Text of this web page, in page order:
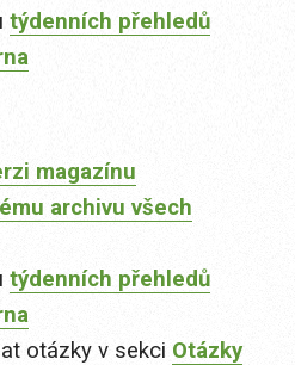
týdenních přehledů
magazínu
archivu všech
týdenních přehledů
otázky v sekci Otázky